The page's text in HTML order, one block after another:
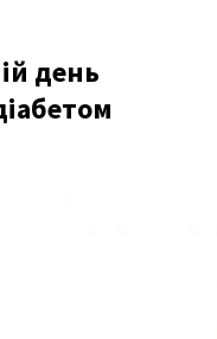
день